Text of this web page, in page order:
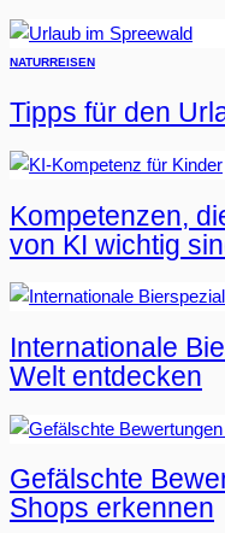
NATURREISEN
Tipps für den
Kompetenzen,
von KI wichtig
Internationale
Welt entdecken
Gefälschte
Shops erkennen